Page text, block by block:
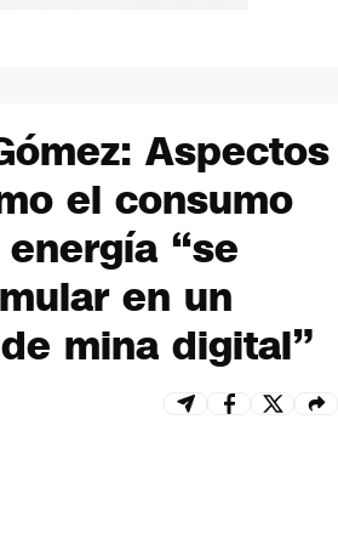
Aspectos
el consumo
“se
en un
mina digital”